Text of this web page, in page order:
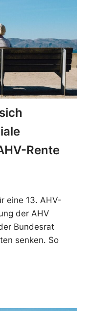
Rente
eine 13. AHV-
der AHV
Bundesrat
senken. So